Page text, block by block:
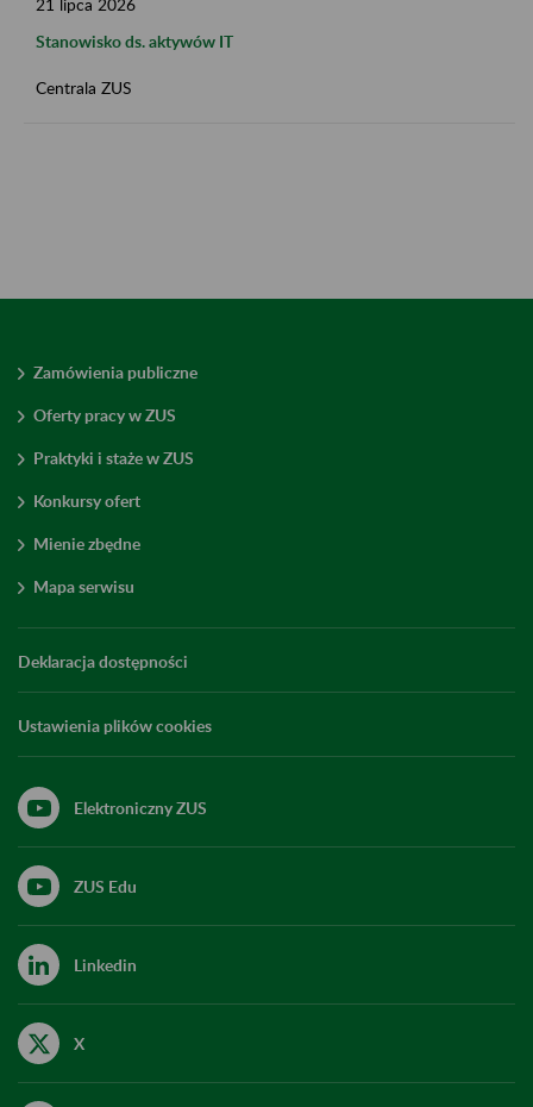
21 lipca 2026
Stanowisko ds. aktywów IT
Centrala ZUS
Zamówienia publiczne
Oferty pracy w ZUS
Praktyki i staże w ZUS
Konkursy ofert
Mienie zbędne
Mapa serwisu
Deklaracja dostępności
Ustawienia plików cookies
Elektroniczny ZUS
ZUS Edu
Linkedin
X